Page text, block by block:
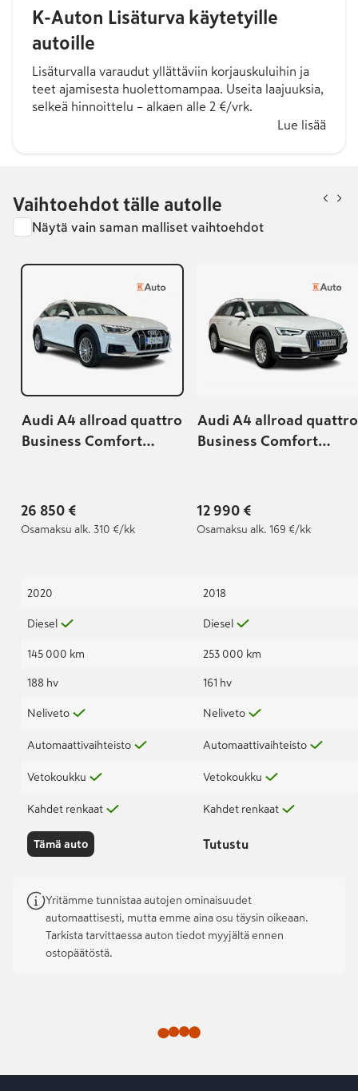
K-Auton Lisäturva käytetyille
autoille
Lisäturvalla varaudut yllättäviin korjauskuluihin ja
teet ajamisesta huolettomampaa. Useita laajuuksia,
selkeä hinnoittelu – alkaen alle 2 €/vrk.
Lue lisää
Vaihtoehdot tälle autolle
Näytä vain saman malliset vaihtoehdot
Audi A4 allroad quattro
Business Comfort
26 850 €
Osamaksu alk. 310 €/kk
2020
Diesel
145 000 km
188 hv
Neliveto
Automaattivaihteisto
Vetokoukku
Kahdet renkaat
Tämä auto
Audi A4 allroad quattro
Business Comfort
12 990 €
Osamaksu alk. 169 €/kk
2018
Diesel
253 000 km
161 hv
Neliveto
Automaattivaihteisto
Vetokoukku
Kahdet renkaat
Tutustu
Yritämme tunnistaa autojen ominaisuudet
automaattisesti, mutta emme aina osu täysin oikeaan.
Tarkista tarvittaessa auton tiedot myyjältä ennen
ostopäätöstä.